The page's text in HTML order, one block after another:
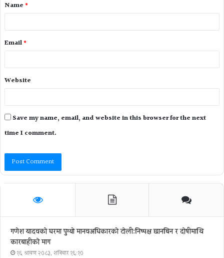
Name *
Email*
Website
Save my name, email, and website in this browser for the next
time I comment.
गणेश यादवको घरमा पुग्याे मानवअधिकारकाे टोली:निष्पक्ष छानबिन र दोषीमाथि
कारबाहीको माग
१६ श्रावण २०८३, शनिबार १६:१०